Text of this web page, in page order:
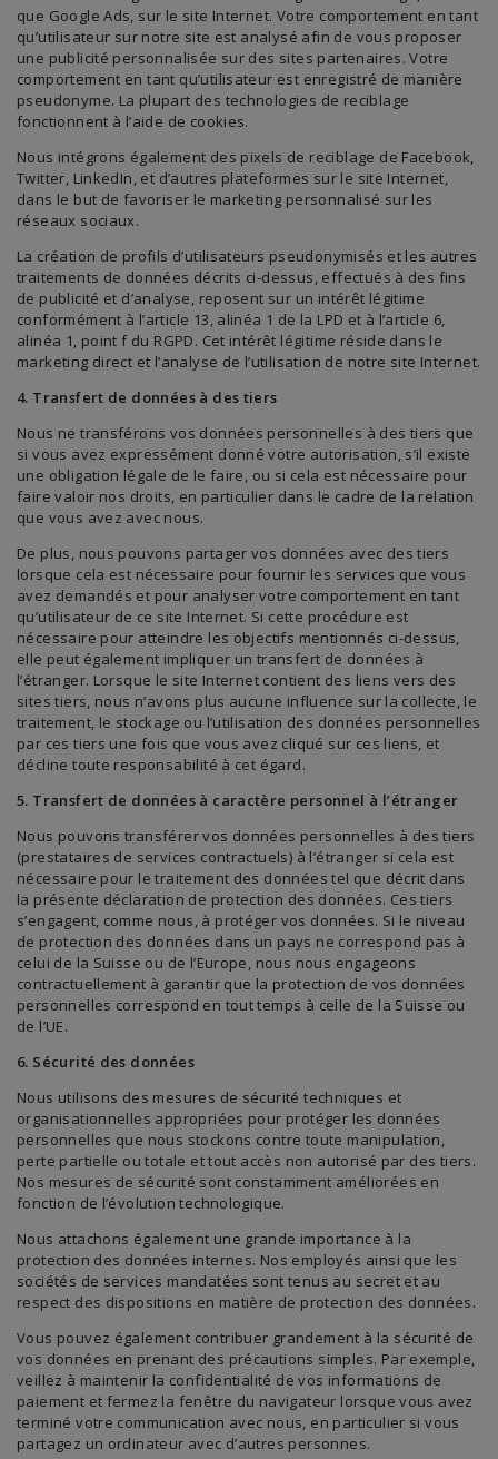
que Google Ads, sur le site Internet. Votre comportement en tant
qu’utilisateur sur notre site est analysé afin de vous proposer
une publicité personnalisée sur des sites partenaires. Votre
comportement en tant qu’utilisateur est enregistré de manière
pseudonyme. La plupart des technologies de reciblage
fonctionnent à l’aide de cookies.
Nous intégrons également des pixels de reciblage de Facebook,
Twitter, LinkedIn, et d’autres plateformes sur le site Internet,
dans le but de favoriser le marketing personnalisé sur les
réseaux sociaux.
La création de profils d’utilisateurs pseudonymisés et les autres
traitements de données décrits ci-dessus, effectués à des fins
de publicité et d’analyse, reposent sur un intérêt légitime
conformément à l’article 13, alinéa 1 de la LPD et à l’article 6,
alinéa 1, point f du RGPD. Cet intérêt légitime réside dans le
marketing direct et l’analyse de l’utilisation de notre site Internet.
4. Transfert de données à des tiers
Nous ne transférons vos données personnelles à des tiers que
si vous avez expressément donné votre autorisation, s’il existe
une obligation légale de le faire, ou si cela est nécessaire pour
faire valoir nos droits, en particulier dans le cadre de la relation
que vous avez avec nous.
De plus, nous pouvons partager vos données avec des tiers
lorsque cela est nécessaire pour fournir les services que vous
avez demandés et pour analyser votre comportement en tant
qu’utilisateur de ce site Internet. Si cette procédure est
nécessaire pour atteindre les objectifs mentionnés ci-dessus,
elle peut également impliquer un transfert de données à
l’étranger. Lorsque le site Internet contient des liens vers des
sites tiers, nous n’avons plus aucune influence sur la collecte, le
traitement, le stockage ou l’utilisation des données personnelles
par ces tiers une fois que vous avez cliqué sur ces liens, et
décline toute responsabilité à cet égard.
5. Transfert de données à caractère personnel à l’étranger
Nous pouvons transférer vos données personnelles à des tiers
(prestataires de services contractuels) à l’étranger si cela est
nécessaire pour le traitement des données tel que décrit dans
la présente déclaration de protection des données. Ces tiers
s’engagent, comme nous, à protéger vos données. Si le niveau
de protection des données dans un pays ne correspond pas à
celui de la Suisse ou de l’Europe, nous nous engageons
contractuellement à garantir que la protection de vos données
personnelles correspond en tout temps à celle de la Suisse ou
de l’UE.
6. Sécurité des données
Nous utilisons des mesures de sécurité techniques et
organisationnelles appropriées pour protéger les données
personnelles que nous stockons contre toute manipulation,
perte partielle ou totale et tout accès non autorisé par des tiers.
Nos mesures de sécurité sont constamment améliorées en
fonction de l’évolution technologique.
Nous attachons également une grande importance à la
protection des données internes. Nos employés ainsi que les
sociétés de services mandatées sont tenus au secret et au
respect des dispositions en matière de protection des données.
Vous pouvez également contribuer grandement à la sécurité de
vos données en prenant des précautions simples. Par exemple,
veillez à maintenir la confidentialité de vos informations de
paiement et fermez la fenêtre du navigateur lorsque vous avez
terminé votre communication avec nous, en particulier si vous
partagez un ordinateur avec d’autres personnes.